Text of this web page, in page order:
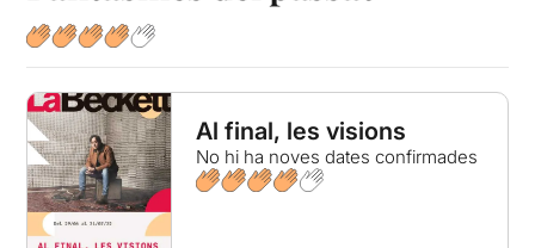
Al final, les visions
No hi ha noves dates confirmades